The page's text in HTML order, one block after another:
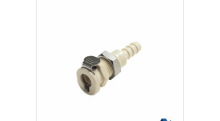
IN DEN WARENKORB